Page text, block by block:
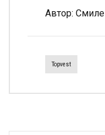
Автор: Смиле
Topvest